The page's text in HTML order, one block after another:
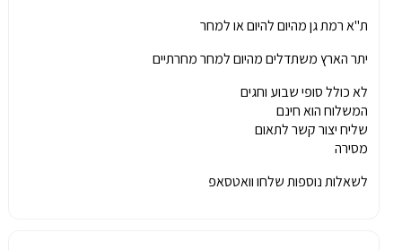
ת"א רמת גן מהיום להיום או למחר
יתר הארץ משתדלים מהיום למחר מחרתיים
לא כולל סופי שבוע וחגים
המשלוח הוא חינם
שליח יצור קשר לתאום
מסירה
לשאלות נוספות שלחו וואטסאפ